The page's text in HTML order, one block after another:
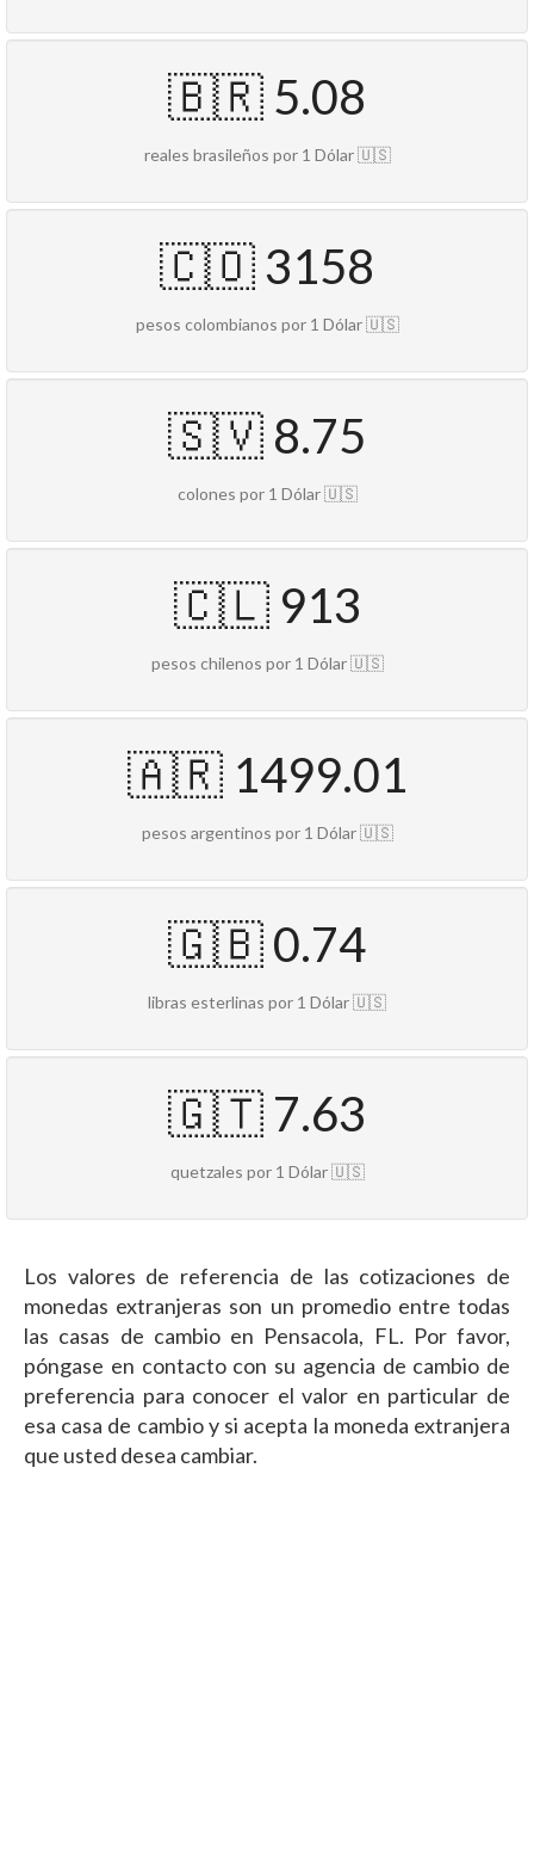
🇧🇷 5.08
reales brasileños por 1 Dólar 🇺🇸
🇨🇴 3158
pesos colombianos por 1 Dólar 🇺🇸
🇸🇻 8.75
colones por 1 Dólar 🇺🇸
🇨🇱 913
pesos chilenos por 1 Dólar 🇺🇸
🇦🇷 1499.01
pesos argentinos por 1 Dólar 🇺🇸
🇬🇧 0.74
libras esterlinas por 1 Dólar 🇺🇸
🇬🇹 7.63
quetzales por 1 Dólar 🇺🇸
Los valores de referencia de las cotizaciones de
monedas extranjeras son un promedio entre todas
las casas de cambio en Pensacola, FL. Por favor,
póngase en contacto con su agencia de cambio de
preferencia para conocer el valor en particular de
esa casa de cambio y si acepta la moneda extranjera
que usted desea cambiar.